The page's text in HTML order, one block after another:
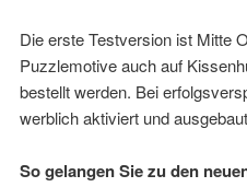
Die erste Testversion ist Mitte
Puzzlemotive auch auf
bestellt werden. Bei
werblich aktiviert und
So gelangen Sie zu den